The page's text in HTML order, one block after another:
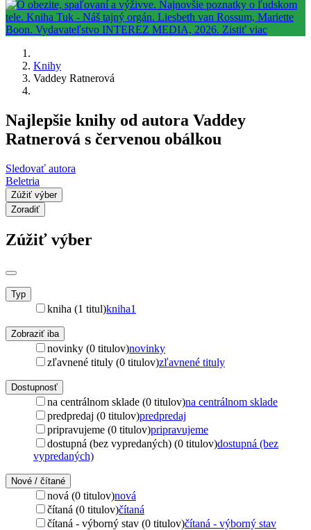
Knihy
Vaddey Ratnerová
Najlepšie knihy od autora Vaddey
Ratnerová s červenou obálkou
Sledovať autora
Beletria
Zúžiť výber
Zoradiť
Zúžiť výber
Typ
kniha (1 titul)kniha1
Zobraziť iba
novinky (0 titulov)novinky
zľavnené tituly (0 titulov)zľavnené tituly
Dostupnosť
na centrálnom sklade (0 titulov)na centrálnom sklade
predpredaj (0 titulov)predpredaj
pripravujeme (0 titulov)pripravujeme
dostupná (bez vypredaných) (0 titulov)dostupná (bez
vypredaných)
Nové / čítané
nová (0 titulov)nová
čítaná (0 titulov)čítaná
čítaná - výborný stav (0 titulov)čítaná - výborný stav